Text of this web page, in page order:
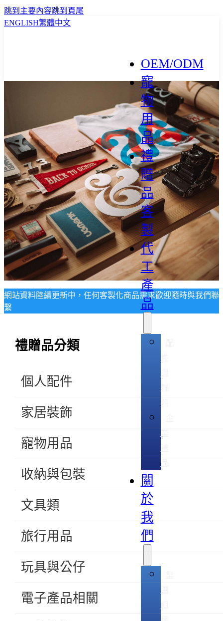
跳到主要內容跳到頁尾
ENGLISH繁體中文
OEM/ODM
寵
物
用
品
禮
贈
品
客
製
代
工
產
品
關
於
我
們
網站資料陸續更新中，任何客製化商品需求歡迎隨時與我們聯
繫
禮贈品分類
個人配件
家居裝飾
寵物用品
收納與包裝
文具類
旅行用品
玩具與公仔
電子產品相關